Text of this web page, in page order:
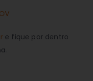
e fique por dentro